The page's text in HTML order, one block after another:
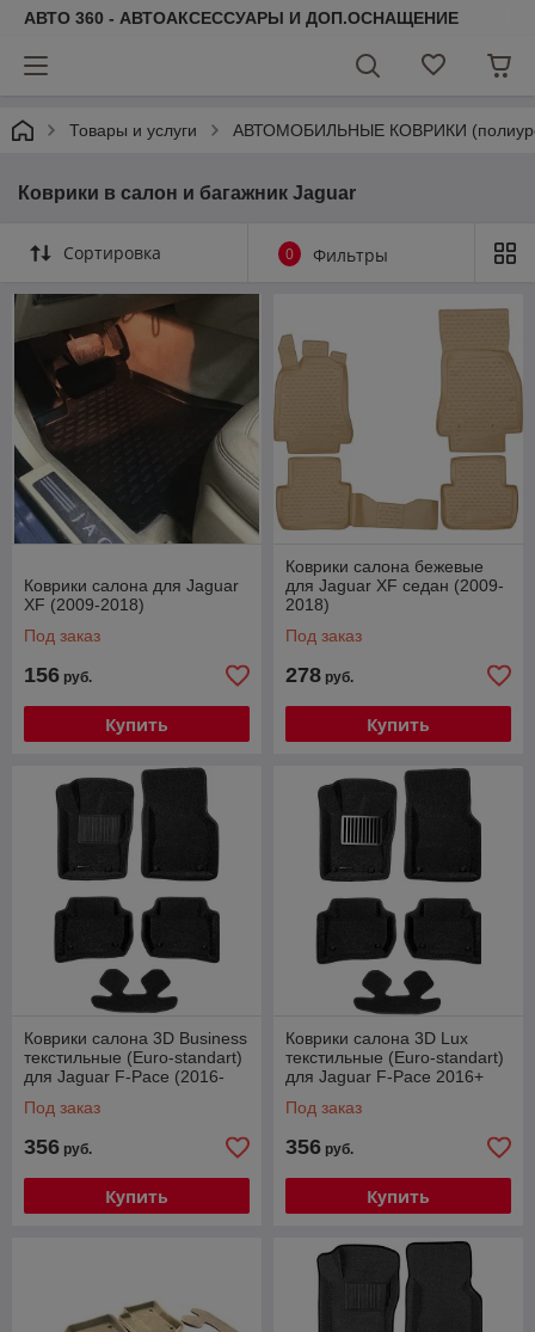
АВТО 360 - АВТОАКСЕССУАРЫ И ДОП.ОСНАЩЕНИЕ
Товары и услуги АВТОМОБИЛЬНЫЕ КОВРИКИ
Коврики в салон и багажник Jaguar
Сортировка 0 Фильтры
Коврики салона для Jaguar
XF (2009-2018)
Под заказ
156 руб.
Купить
Коврики салона бежевые
для Jaguar XF седан (2009-
2018)
Под заказ
278 руб.
Купить
Коврики салона 3D Business
текстильные (Euro-standart)
для Jaguar F-Pace (2016-
Под заказ
356 руб.
Купить
Коврики салона 3D Lux
текстильные (Euro-standart)
для Jaguar F-Pace 2016+
Под заказ
356 руб.
Купить